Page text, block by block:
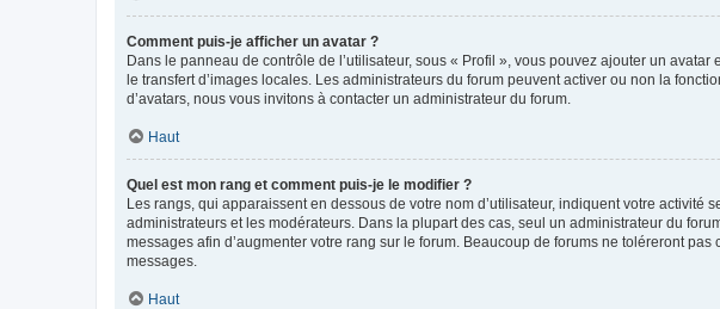
Comment puis-je afficher un avatar ?
Dans le panneau de contrôle de l’utilisateur, sous « Profil », vous pouvez ajouter un
le transfert d’images locales. Les administrateurs du forum peuvent activer ou non la
d’avatars, nous vous invitons à contacter un administrateur du forum.
Haut
Quel est mon rang et comment puis-je le modifier ?
Les rangs, qui apparaissent en dessous de votre nom d’utilisateur, indiquent votre
administrateurs et les modérateurs. Dans la plupart des cas, seul un administrateur du
messages afin d’augmenter votre rang sur le forum. Beaucoup de forums ne toléreront
messages.
Haut